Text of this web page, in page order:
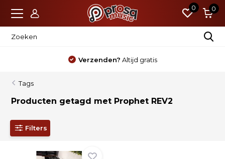
0 0
Verzenden? Altijd gratis
Tags
Producten getagd met Prophet REV2
Filters